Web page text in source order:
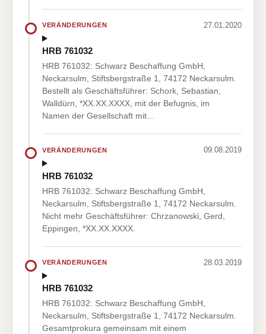
VERÄNDERUNGEN 27.01.2020
HRB 761032
HRB 761032: Schwarz Beschaffung GmbH,
Neckarsulm, Stiftsbergstraße 1, 74172 Neckarsulm.
Bestellt als Geschäftsführer: Schork, Sebastian,
Walldürn, *XX.XX.XXXX, mit der Befugnis, im
Namen der Gesellschaft mit…
VERÄNDERUNGEN 09.08.2019
HRB 761032
HRB 761032: Schwarz Beschaffung GmbH,
Neckarsulm, Stiftsbergstraße 1, 74172 Neckarsulm.
Nicht mehr Geschäftsführer: Chrzanowski, Gerd,
Eppingen, *XX.XX.XXXX.
VERÄNDERUNGEN 28.03.2019
HRB 761032
HRB 761032: Schwarz Beschaffung GmbH,
Neckarsulm, Stiftsbergstraße 1, 74172 Neckarsulm.
Gesamtprokura gemeinsam mit einem